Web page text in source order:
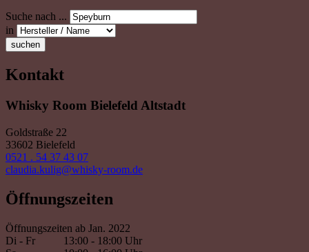
Suche nach ...
in
suchen
Kontakt
Whisky Room Bielefeld Altstadt
Goldstraße 22
33602 Bielefeld
0521 . 54 37 43 07
claudia.kulig@whisky-room.de
Öffnungszeiten
Öffnungszeiten ab Jan. 2022
Di - Fr
13:00 - 18:00 Uhr